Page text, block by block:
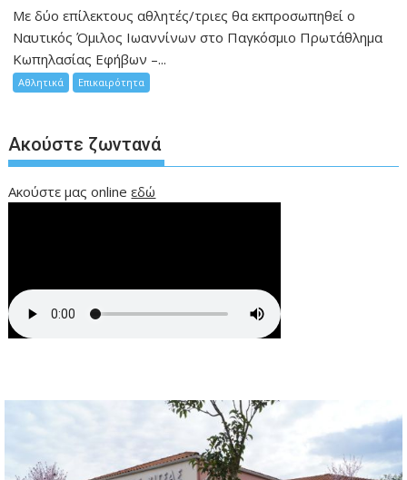
Mε δύο επίλεκτους αθλητές/τριες θα εκπροσωπηθεί ο
Ναυτικός Όμιλος Ιωαννίνων στο Παγκόσμιο Πρωτάθλημα
Κωπηλασίας Εφήβων –...
Αθλητικά Επικαιρότητα
Ακούστε ζωντανά
Ακούστε μας onlineεδώ